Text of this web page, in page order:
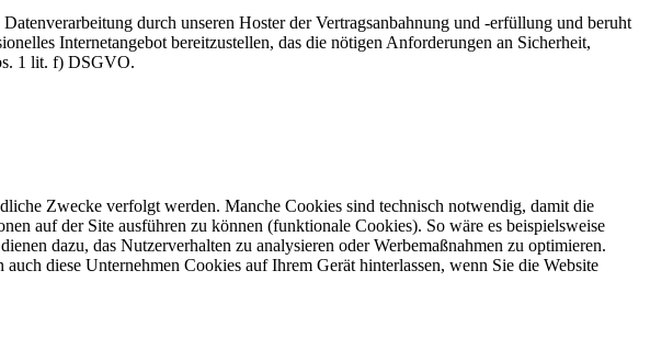
durch unseren Hoster der Vertragsanbahnung und -erfüllung und beruht
Internetangebot bereitzustellen, das die nötigen Anforderungen an Sicherheit,
1 lit. f) DSGVO.
Zwecke verfolgt werden. Manche Cookies sind technisch notwendig, damit die
auf der Site ausführen zu können (funktionale Cookies). So wäre es beispielsweise
dazu, das Nutzerverhalten zu analysieren oder Werbemaßnahmen zu optimieren.
diese Unternehmen Cookies auf Ihrem Gerät hinterlassen, wenn Sie die Website